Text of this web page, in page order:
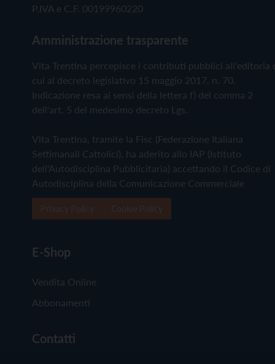
P.IVA e C.F. 00199960220
Amministrazione trasparente
Vita Trentina percepisce i contributi pubblici all'editoria
cui al decreto legislativo 15 maggio 2017, n. 70.
Indicazione resa ai sensi della lettera f) del comma 2
dell'art. 5 del medesimo decreto Lgs.
Vita Trentina, tramite la Fisc (Federazione Italiana
Settimanali Cattolici), ha aderito allo IAP (Istituto
dell'Autodisciplina Pubblicitaria) accettando il Codice di
Autodisciplina della Comunicazione Commerciale
E-Shop
Vendita Online
Abbonamenti
Contatti